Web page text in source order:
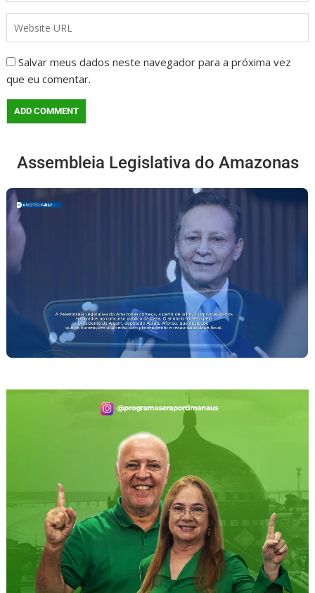
Salvar meus dados neste navegador para a próxima vez
que eu comentar.
Assembleia Legislativa do Amazonas